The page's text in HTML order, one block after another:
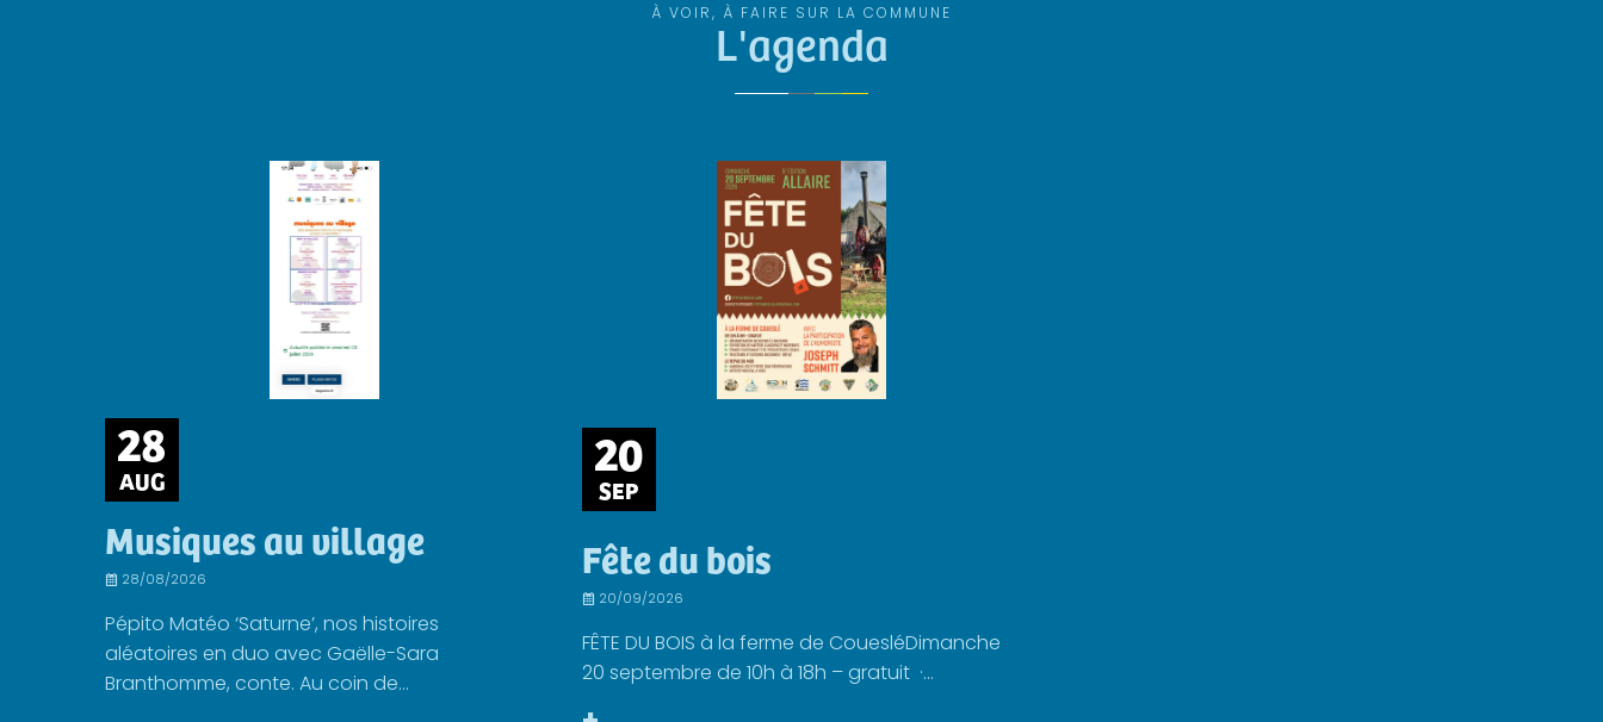
À VOIR, À FAIRE SUR LA COMMUNE
L'agenda
28
AUG
Musiques au village
28/08/2026
Pépito Matéo ‘Saturne’, nos histoires
aléatoires en duo avec Gaëlle-Sara
Branthomme, conte. Au coin de...
20
SEP
Fête du bois
20/09/2026
FÊTE DU BOIS à la ferme de CouesléDimanche
20 septembre de 10h à 18h – gratuit ·...